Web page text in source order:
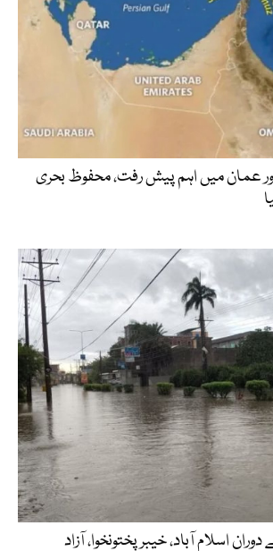
اور عمان میں اہم پیش رفت، محفوظ بحری
کے دوران اسلام آباد، خیبرپختونخوا، آزاد